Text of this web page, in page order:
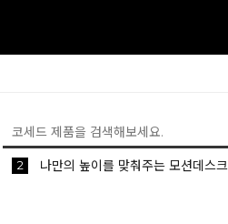
5 생활 속 편리한 이동식 사이드 테이
1 공간분리 인테리어의 시작 파티션
2 나만의 높이를 맞춰주는 모션데스크